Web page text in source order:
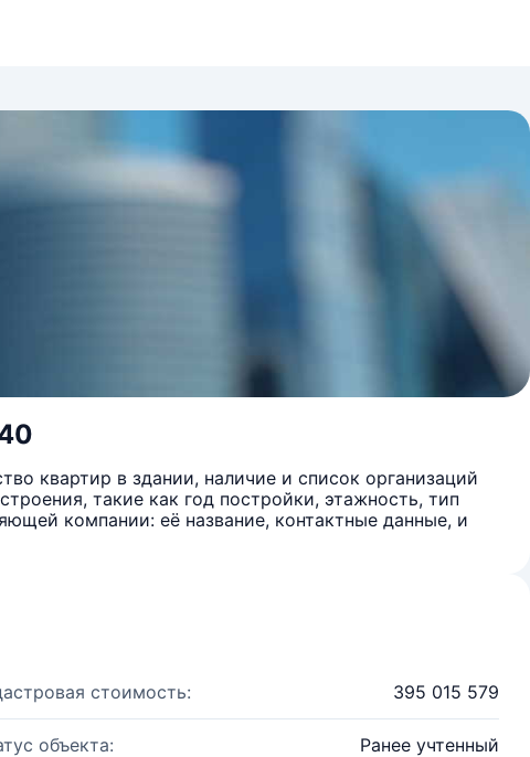
квартир в здании, наличие и список организаций
такие как год постройки, этажность, тип
компании: её название, контактные данные, и
стоимость: 395 015 579
объекта: Ранее учтенный